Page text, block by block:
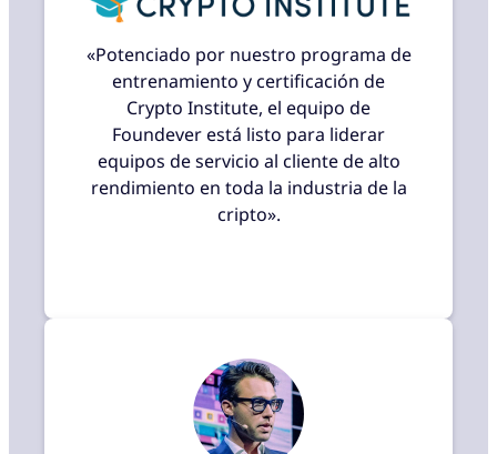
«Potenciado por nuestro programa de
entrenamiento y certificación de
Crypto Institute, el equipo de
Foundever está listo para liderar
equipos de servicio al cliente de alto
rendimiento en toda la industria de la
cripto».